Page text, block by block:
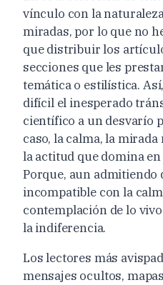
vínculo con la
miradas, por lo que no
que distribuir los
secciones que les
temática o estilística.
difícil el inesperado
científico a un desvarío
caso, la calma, la
la actitud que domina
Porque, aun admitiendo
incompatible con la
contemplación de lo
la indiferencia.
Los lectores más
mensajes ocultos,